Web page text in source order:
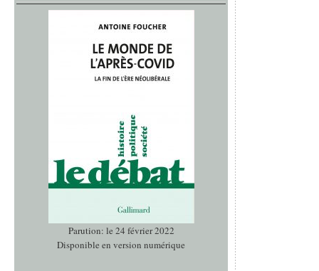
Parution: le 24 février 2022
Disponible en version numérique